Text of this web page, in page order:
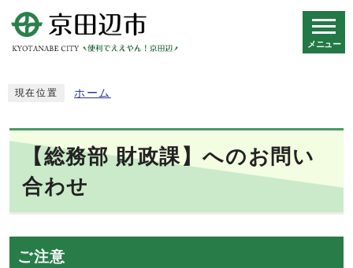
メニュー
現在位置 ホーム
【総務部 財政課】へのお問い
合わせ
ご注意